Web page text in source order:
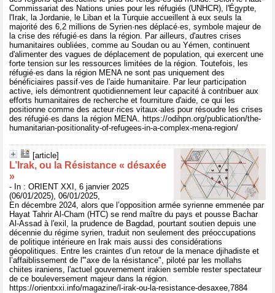
Commissariat des Nations unies pour les réfugiés (UNHCR), l'Égypte,
l'Irak, la Jordanie, le Liban et la Turquie accueillent à eux seuls la
majorité des 6,2 millions de Syrien·nes déplacé·es, symbole majeur de
la crise des réfugié·es dans la région. Par ailleurs, d'autres crises
humanitaires oubliées, comme au Soudan ou au Yémen, continuent
d'alimenter des vagues de déplacement de population, qui exercent une
forte tension sur les ressources limitées de la région. Toutefois, les
réfugié·es dans la région MENA ne sont pas uniquement des
bénéficiaires passif·ves de l'aide humanitaire. Par leur participation
active, iels démontrent quotidiennement leur capacité à contribuer aux
efforts humanitaires de recherche et fourniture d'aide, ce qui les
positionne comme des acteur·rices vitaux·ales pour résoudre les crises
des réfugié·es dans la région MENA. https://odihpn.org/publication/the-
humanitarian-positionality-of-refugees-in-a-complex-mena-region/
[article]
L’Irak, ou la Résistance « désaxée
»
- In : ORIENT XXI, 6 janvier 2025
(06/01/2025), 06/01/2025,
En décembre 2024, alors que l’opposition armée syrienne emmenée par
Hayat Tahrir Al-Cham (HTC) se rend maître du pays et pousse Bachar
Al-Assad à l'exil, la prudence de Bagdad, pourtant soutien depuis une
décennie du régime syrien, traduit non seulement des préoccupations
de politique intérieure en Irak mais aussi des considérations
géopolitiques. Entre les craintes d’un retour de la menace djihadiste et
l’affaiblissement de l'"axe de la résistance", piloté par les mollahs
chiites iraniens, l'actuel gouvernement irakien semble rester spectateur
de ce bouleversement majeur dans la région.
https://orientxxi.info/magazine/l-irak-ou-la-resistance-desaxee,7884